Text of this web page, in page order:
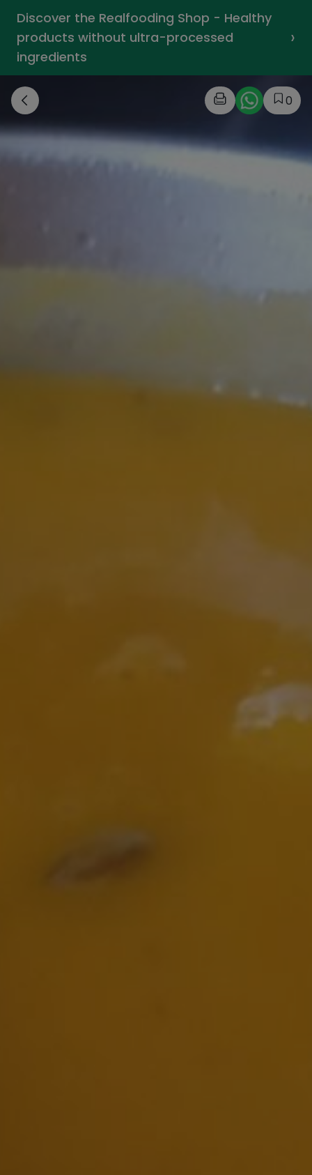
Discover the Realfooding Shop - Healthy
products without ultra-processed
ingredients
›
0